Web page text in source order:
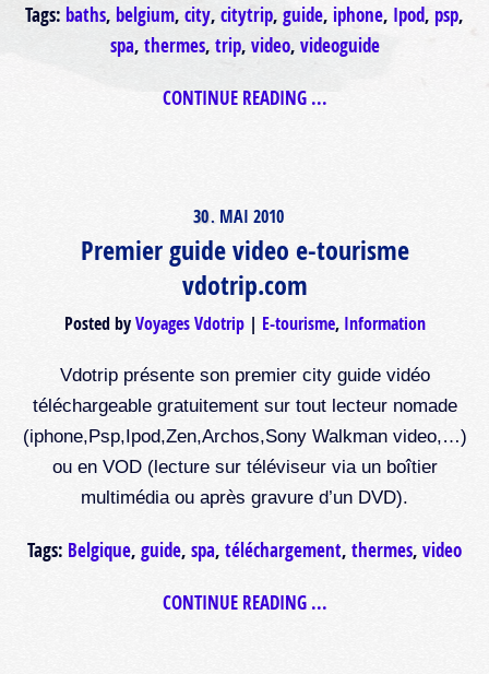
Tags: baths, belgium, city, citytrip, guide, iphone, Ipod, psp,
spa, thermes, trip, video, videoguide
CONTINUE READING ...
30. MAI 2010
Premier guide video e-tourisme
vdotrip.com
Posted byVoyages Vdotrip E-tourisme, Information
Vdotrip présente son premier city guide vidéo
téléchargeable gratuitement sur tout lecteur nomade
(iphone,Psp,Ipod,Zen,Archos,Sony Walkman video,…)
ou en VOD (lecture sur téléviseur via un boîtier
multimédia ou après gravure d’un DVD).
Tags: Belgique, guide, spa, téléchargement, thermes, video
CONTINUE READING ...